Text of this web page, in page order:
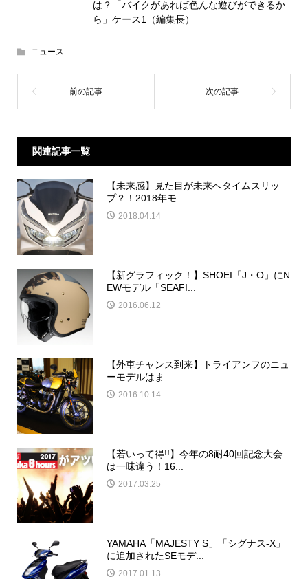
は？「バイクがあれば色んな遊びができるか
ら」ケース1（編集長）
ニュース
関連記事一覧
【未来感】見た目が未来へタイムスリッ
プ？！2018年モ...
2018.04.14
【新グラフィック！】SHOEI「J・O」にN
EWモデル「SEAFI...
2016.06.12
【外車チャンス到来】トライアンフのニュ
ーモデルはま...
2016.10.14
【若いって得!!】今年の8耐40回記念大会
は一味違う！16...
2017.03.25
YAMAHA「MAJESTY S」「シグナス-X」
に追加されたSEモデ...
2017.01.13